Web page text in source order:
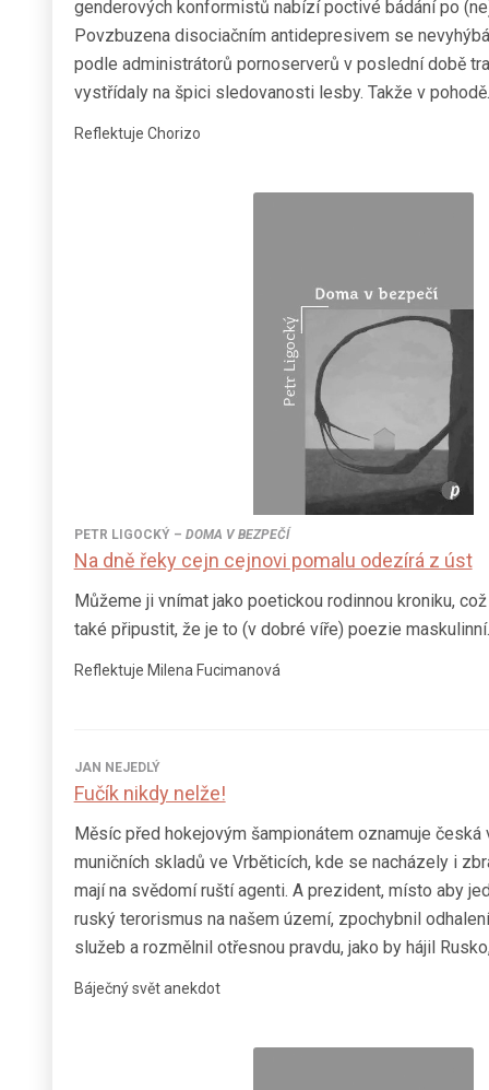
genderových konformistů nabízí poctivé bádání po
Povzbuzena disociačním antidepresivem se
podle administrátorů pornoserverů v poslední době
vystřídaly na špici sledovanosti lesby. Takže v pohodě.
Reflektuje Chorizo
PETR LIGOCKÝ– DOMA V BEZPEČÍ
Na dně řeky cejn cejnovi pomalu odezírá z úst
Můžeme ji vnímat jako poetickou rodinnou kroniku,
také připustit, že je to (v dobré víře) poezie maskulinní.
Reflektuje Milena Fucimanová
JAN NEJEDLÝ
Fučík nikdy nelže!
Měsíc před hokejovým šampionátem oznamuje česká
muničních skladů ve Vrběticích, kde se nacházely i
mají na svědomí ruští agenti. A prezident, místo aby
ruský terorismus na našem území, zpochybnil
služeb a rozmělnil otřesnou pravdu, jako by hájil
Báječný svět anekdot